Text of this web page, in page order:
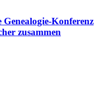
Konferenz
zusammen